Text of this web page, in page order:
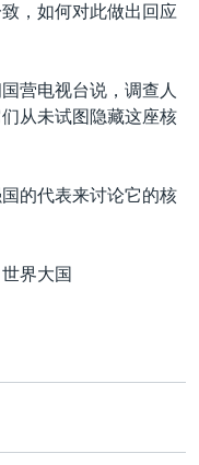
，如何对此做出回应
营电视台说，调查人
从未试图隐藏这座核
的代表来讨论它的核
界大国